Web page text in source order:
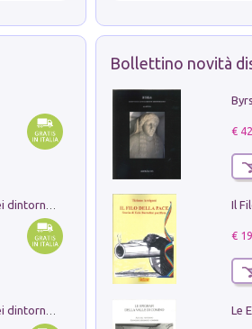
Ruderi delle ville Romano Sabine nei dintorni di Poggio Mirteto. Illustrati dal dott.re prof.re cav.re Ercole Nardi regio ispettore degli scavi e monumenti. Anno 1885. Tavole e studio. Con 25 tavole fuori testo in cartella editoriale
Bollettino novità
€
€